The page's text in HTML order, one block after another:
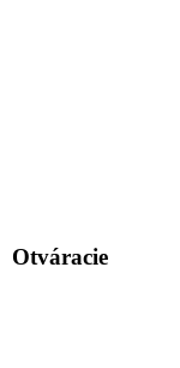
Otváracie